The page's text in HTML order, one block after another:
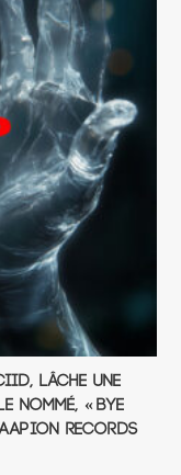
lâche une
nommé, « Bye
Records